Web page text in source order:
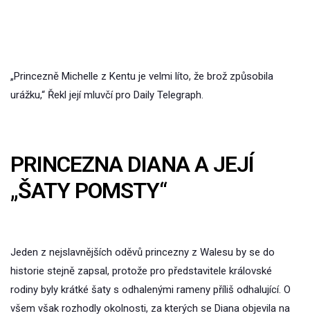
„Princezně Michelle z Kentu je velmi líto, že brož způsobila
urážku,“ Řekl její mluvčí pro Daily Telegraph.
PRINCEZNA DIANA A JEJÍ
„ŠATY POMSTY“
Jeden z nejslavnějších oděvů princezny z Walesu by se do
historie stejně zapsal, protože pro představitele královské
rodiny byly krátké šaty s odhalenými rameny příliš odhalující. O
všem však rozhodly okolnosti, za kterých se Diana objevila na